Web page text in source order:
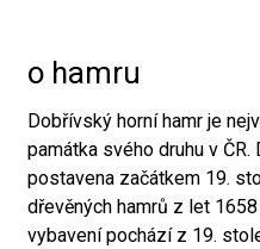
o hamru
Dobřívský horní hamr je
památka svého druhu v
postavena začátkem 19.
dřevěných hamrů z let
vybavení pochází z 19.